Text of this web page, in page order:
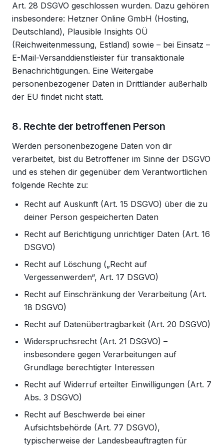
Art. 28 DSGVO geschlossen wurden. Dazu gehören
insbesondere: Hetzner Online GmbH (Hosting,
Deutschland), Plausible Insights OÜ
(Reichweitenmessung, Estland) sowie – bei Einsatz –
E-Mail-Versanddienstleister für transaktionale
Benachrichtigungen. Eine Weitergabe
personenbezogener Daten in Drittländer außerhalb
der EU findet nicht statt.
8. Rechte der betroffenen Person
Werden personenbezogene Daten von dir
verarbeitet, bist du Betroffener im Sinne der DSGVO
und es stehen dir gegenüber dem Verantwortlichen
folgende Rechte zu:
Recht auf Auskunft (Art. 15 DSGVO) über die zu
deiner Person gespeicherten Daten
Recht auf Berichtigung unrichtiger Daten (Art. 16
DSGVO)
Recht auf Löschung („Recht auf
Vergessenwerden“, Art. 17 DSGVO)
Recht auf Einschränkung der Verarbeitung (Art.
18 DSGVO)
Recht auf Datenübertragbarkeit (Art. 20 DSGVO)
Widerspruchsrecht (Art. 21 DSGVO) –
insbesondere gegen Verarbeitungen auf
Grundlage berechtigter Interessen
Recht auf Widerruf erteilter Einwilligungen (Art. 7
Abs. 3 DSGVO)
Recht auf Beschwerde bei einer
Aufsichtsbehörde (Art. 77 DSGVO),
typischerweise der Landesbeauftragten für